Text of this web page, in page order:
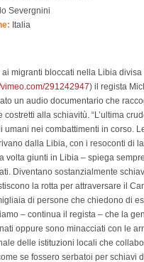
Severgnini
Italia
migranti bloccati nella Libia
291242947) il regista
un audio documentario che
costretti alla schiavitù. “L’ultima
umani nei combattimenti in corso.
dalla Libia, con i resoconti di
volta giunti in Libia – spiega
Diventano sostanzialmente
la rotta per attraversare il
di persone che chiedono di
– continua il regista – che la
oppure sono minacciati con le
delle istituzioni locali che
se fossero serbatoi per schiavi